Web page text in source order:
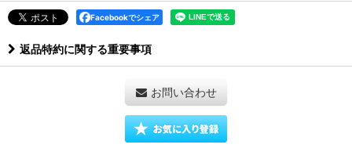
Facebookでシェア
返品特約に関する重要事項
お問い合わせ